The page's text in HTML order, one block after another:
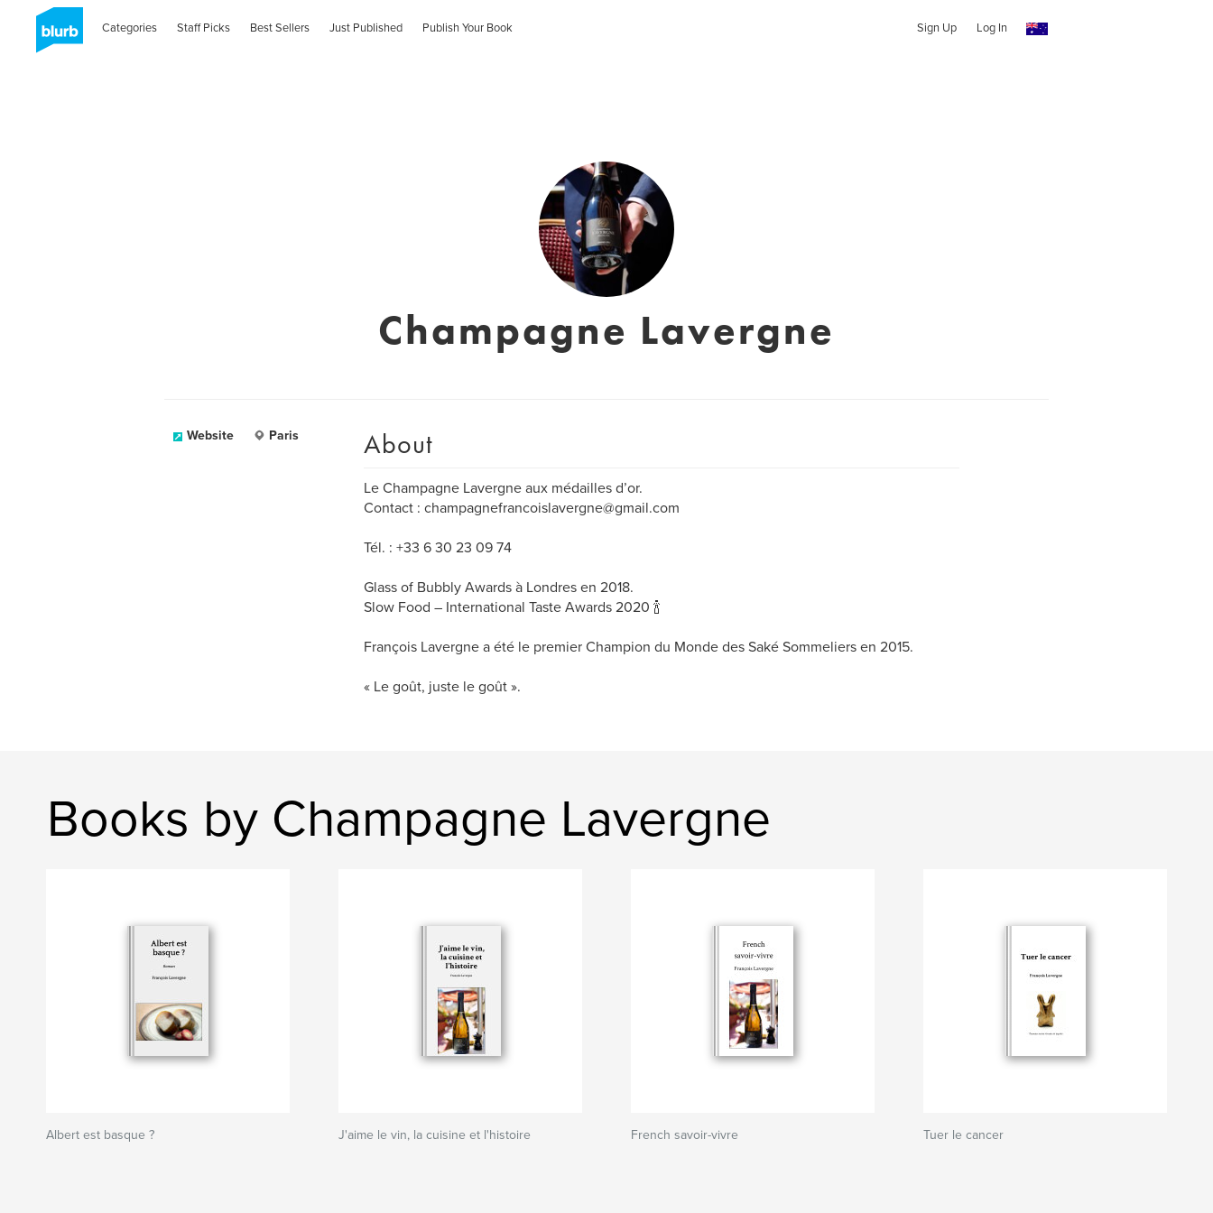
Categories Staff Picks Best Sellers Just Published Publish Your Book Sign Up Log In
Champagne Lavergne
Website Paris About
Le Champagne Lavergne aux médailles d’or.
Contact : champagnefrancoislavergne@gmail.com
Tél. : +33 6 30 23 09 74
Glass of Bubbly Awards à Londres en 2018.
Slow Food – International Taste Awards 2020 🍾
François Lavergne a été le premier Champion du Monde des Saké Sommeliers en 2015.
« Le goût, juste le goût ».
Books by Champagne Lavergne
Albert est basque ? J'aime le vin, la cuisine et l'histoire French savoir-vivre Tuer le cancer